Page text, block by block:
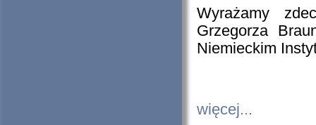
Wyrażamy
Grzegorza
Niemieckim
więcej...